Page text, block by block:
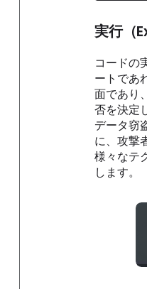
実行（
コードの
ートであ
面であり
否を決定
データ窃
に、攻撃
様々なテ
します。